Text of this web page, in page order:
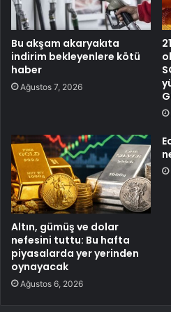
Bu akşam akaryakıta
indirim bekleyenlere kötü
haber
Ağustos 7, 2026
Altın, gümüş ve dolar
nefesini tuttu: Bu hafta
piyasalarda yer yerinden
oynayacak
Ağustos 6, 2026